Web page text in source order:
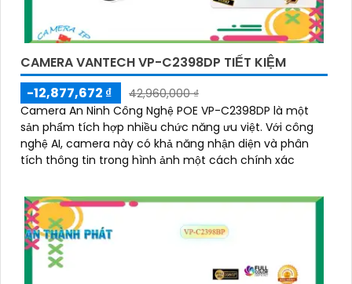
CAMERA VANTECH VP-C2398DP TIẾT KIỆM
-12,877,672 ₫
42,960,000 ₫
Camera An Ninh Công Nghệ POE VP-C2398DP là một
sản phẩm tích hợp nhiều chức năng ưu việt. Với công
nghệ AI, camera này có khả năng nhận diện và phân
tích thông tin trong hình ảnh một cách chính xác